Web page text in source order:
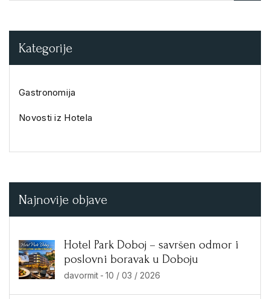
Kategorije
Gastronomija
Novosti iz Hotela
Najnovije objave
Hotel Park Doboj – savršen odmor i
poslovni boravak u Doboju
davormit - 10 / 03 / 2026